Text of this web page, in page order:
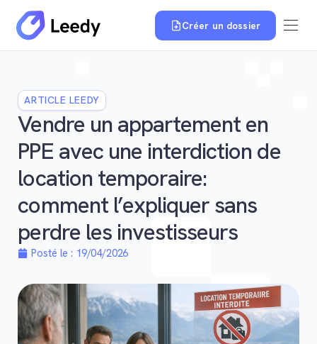
Créer un dossier
ARTICLE LEEDY
Vendre un appartement en
PPE avec une interdiction de
location temporaire:
comment l’expliquer sans
perdre les investisseurs
Posté le : 19/04/2026